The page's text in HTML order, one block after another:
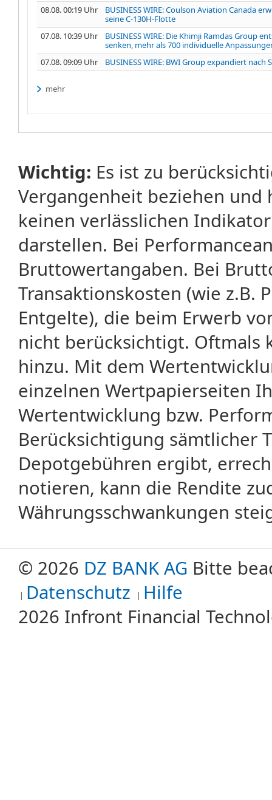
08.08. 00:19 Uhr
BUSINESS WIRE: Coulson Aviation Canada
seine C-130H-Flotte
07.08. 10:39 Uhr
BUSINESS WIRE: Die Khimji Ramdas Group
senken, mehr als 700 individuelle
07.08. 09:09 Uhr
BUSINESS WIRE: BWI Group expandiert
mehr
Wichtig: Es ist zu
Vergangenheit beziehen
keinen verlässlichen
darstellen. Bei
Bruttowertangaben. Bei
Transaktionskosten (wie z.B.
Entgelte), die beim Erwerb
nicht berücksichtigt. Oftmals
hinzu. Mit dem
einzelnen Wertpapierseiten
Wertentwicklung bzw.
Berücksichtigung sämtlicher
Depotgebühren ergibt,
notieren, kann die Rendite
Währungsschwankungen
© 2026 DZ BANK AG Bitte
Datenschutz Hilfe
2026 Infront Financial